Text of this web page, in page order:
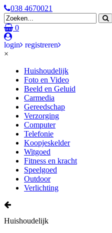
038 4670021
0
login
registreren
×
Huishoudelijk
Foto en Video
Beeld en Geluid
Carmedia
Gereedschap
Verzorging
Computer
Telefonie
Koopjeskelder
Witgoed
Fitness en kracht
Speelgoed
Outdoor
Verlichting
Huishoudelijk